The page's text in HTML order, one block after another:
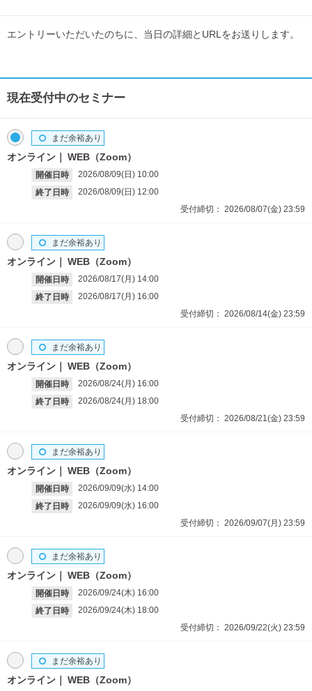
エントリーいただいたのちに、当日の詳細とURLをお送りします。
現在受付中のセミナー
オンライン WEB（Zoom）
開催日時 2026/08/09(日) 10:00
終了日時
2026/08/09(日) 12:00
まだ余裕あり
受付締切： 2026/08/07(金) 23:59
オンライン WEB（Zoom）
開催日時 2026/08/17(月) 14:00
終了日時
2026/08/17(月) 16:00
まだ余裕あり
受付締切： 2026/08/14(金) 23:59
オンライン WEB（Zoom）
開催日時 2026/08/24(月) 16:00
終了日時
2026/08/24(月) 18:00
まだ余裕あり
受付締切： 2026/08/21(金) 23:59
オンライン WEB（Zoom）
開催日時 2026/09/09(水) 14:00
終了日時
2026/09/09(水) 16:00
まだ余裕あり
受付締切： 2026/09/07(月) 23:59
オンライン WEB（Zoom）
開催日時 2026/09/24(木) 16:00
終了日時
2026/09/24(木) 18:00
まだ余裕あり
受付締切： 2026/09/22(火) 23:59
オンライン WEB（Zoom）
まだ余裕あり